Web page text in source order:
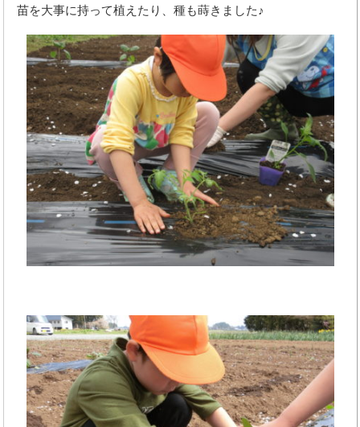
苗を大事に持って植えたり、種も蒔きました♪